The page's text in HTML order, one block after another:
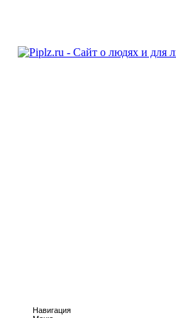
Навигация